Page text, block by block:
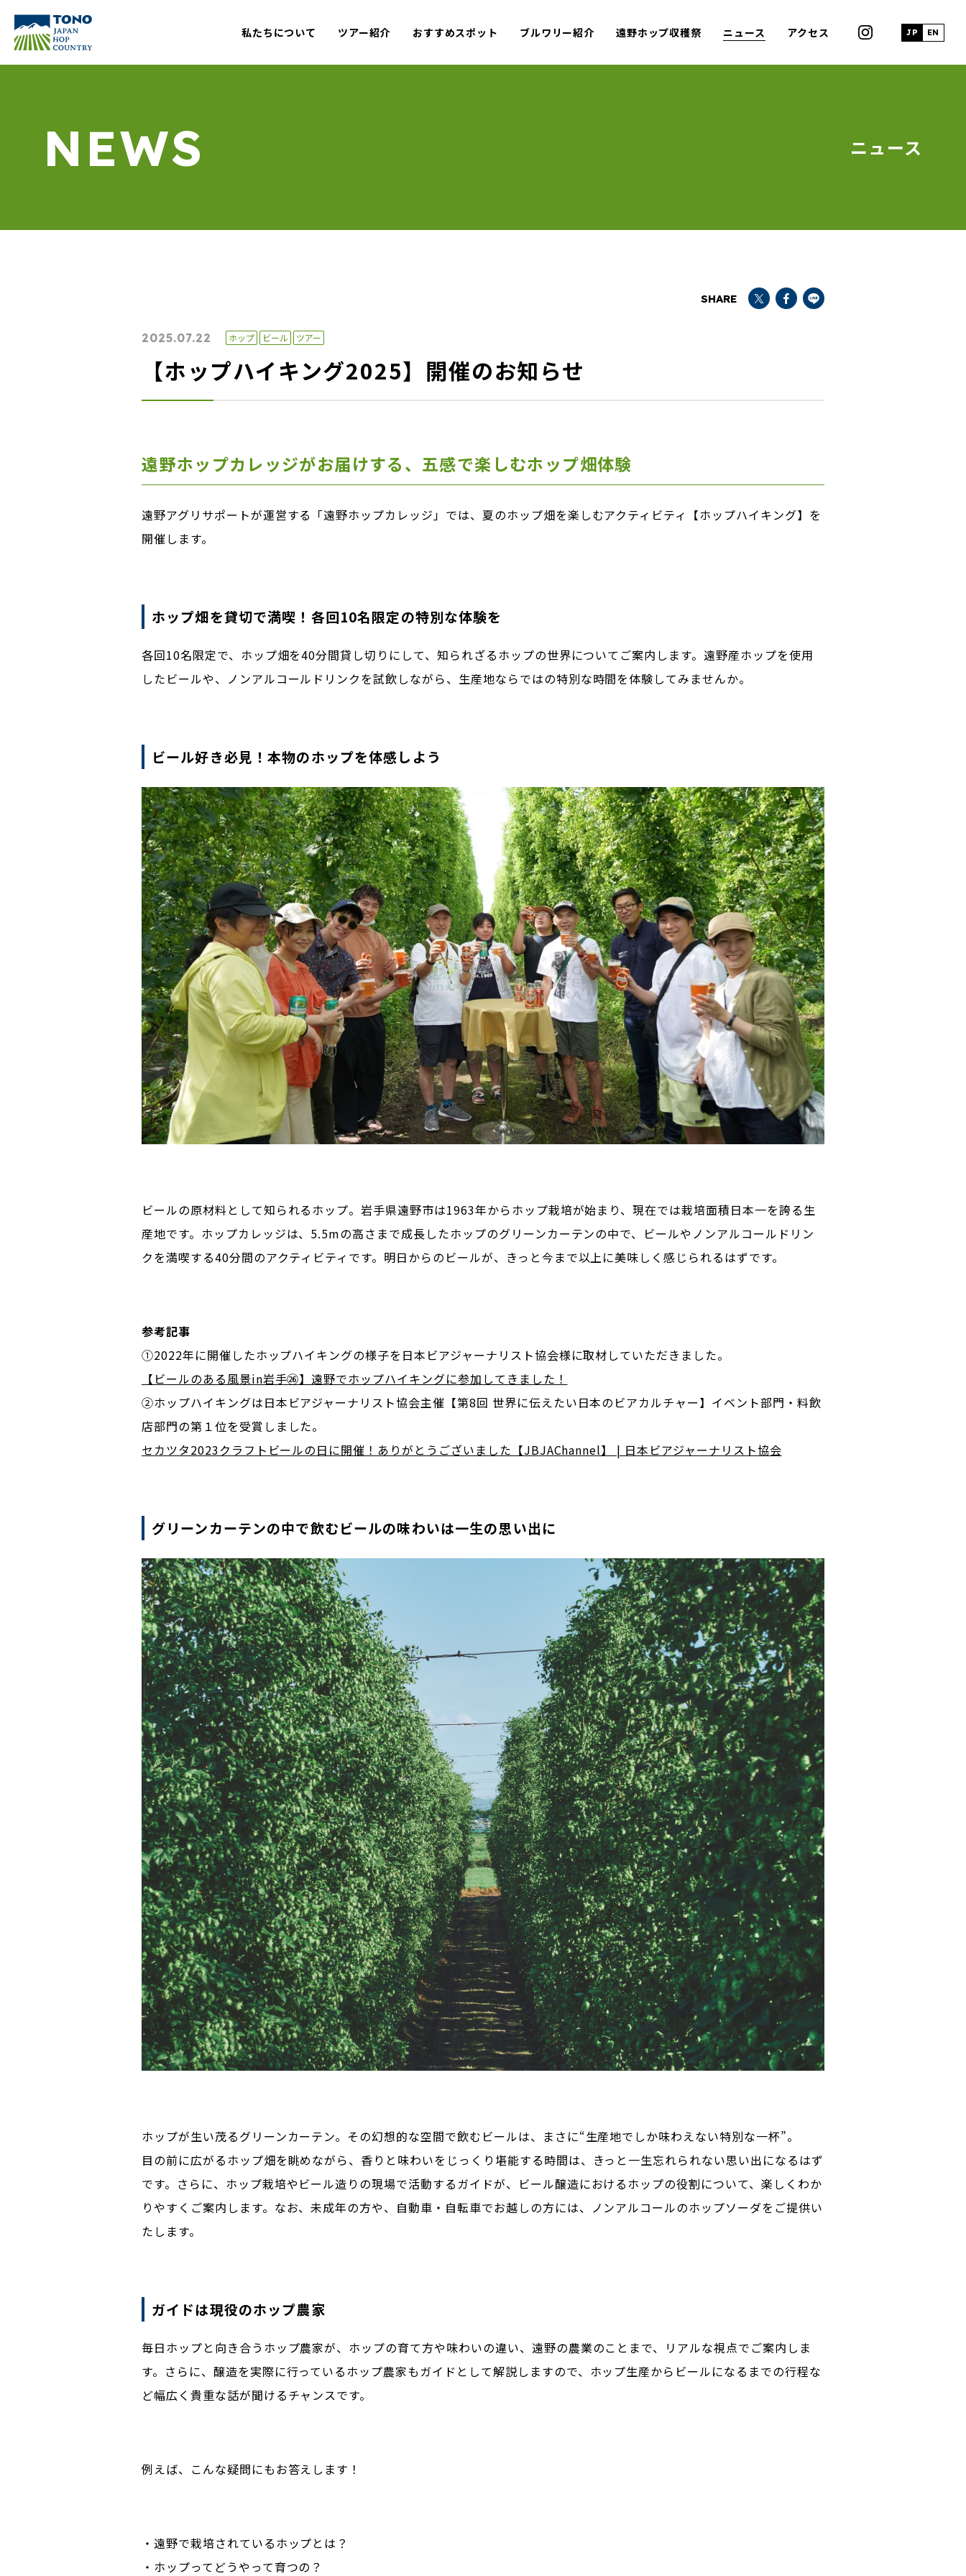
私たちについて ツアー紹介 おすすめスポット ブルワリー紹介 遠野ホップ収穫祭 ニュース アクセス JP EN
NEWS ニュース
SHARE
2025.07.22 ホップ ビール ツアー
【ホップハイキング2025】開催のお知らせ
遠野ホップカレッジがお届けする、五感で楽しむホップ畑体験
遠野アグリサポートが運営する「遠野ホップカレッジ」では、夏のホップ畑を楽しむアクティビティ【ホップハイキング】を
開催します。
ホップ畑を貸切で満喫！各回10名限定の特別な体験を
各回10名限定で、ホップ畑を40分間貸し切りにして、知られざるホップの世界についてご案内します。遠野産ホップを使用
したビールや、ノンアルコールドリンクを試飲しながら、生産地ならではの特別な時間を体験してみませんか。
ビール好き必見！本物のホップを体感しよう
ビールの原材料として知られるホップ。岩手県遠野市は1963年からホップ栽培が始まり、現在では栽培面積日本一を誇る生
産地です。ホップカレッジは、5.5mの高さまで成長したホップのグリーンカーテンの中で、ビールやノンアルコールドリン
クを満喫する40分間のアクティビティです。明日からのビールが、きっと今まで以上に美味しく感じられるはずです。
参考記事
①2022年に開催したホップハイキングの様子を日本ビアジャーナリスト協会様に取材していただきました。
【ビールのある風景in岩手㉖】遠野でホップハイキングに参加してきました！
②ホップハイキングは日本ビアジャーナリスト協会主催【第8回 世界に伝えたい日本のビアカルチャー】イベント部門・料飲
店部門の第１位を受賞しました。
セカツタ2023クラフトビールの日に開催！ありがとうございました【JBJAChannel】 | 日本ビアジャーナリスト協会
グリーンカーテンの中で飲むビールの味わいは一生の思い出に
ホップが生い茂るグリーンカーテン。その幻想的な空間で飲むビールは、まさに“生産地でしか味わえない特別な一杯”。
目の前に広がるホップ畑を眺めながら、香りと味わいをじっくり堪能する時間は、きっと一生忘れられない思い出になるはず
です。さらに、ホップ栽培やビール造りの現場で活動するガイドが、ビール醸造におけるホップの役割について、楽しくわか
りやすくご案内します。なお、未成年の方や、自動車・自転車でお越しの方には、ノンアルコールのホップソーダをご提供い
たします。
ガイドは現役のホップ農家
毎日ホップと向き合うホップ農家が、ホップの育て方や味わいの違い、遠野の農業のことまで、リアルな視点でご案内しま
す。さらに、醸造を実際に行っているホップ農家もガイドとして解説しますので、ホップ生産からビールになるまでの行程な
ど幅広く貴重な話が聞けるチャンスです。
例えば、こんな疑問にもお答えします！
・遠野で栽培されているホップとは？
・ホップってどうやって育つの？